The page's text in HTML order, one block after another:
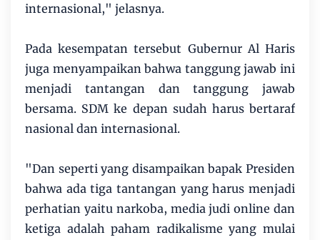
internasional," jelasnya.
Pada kesempatan tersebut Gubernur Al Haris
juga menyampaikan bahwa tanggung jawab ini
menjadi tantangan dan tanggung jawab
bersama. SDM ke depan sudah harus bertaraf
nasional dan internasional.
"Dan seperti yang disampaikan bapak Presiden
bahwa ada tiga tantangan yang harus menjadi
perhatian yaitu narkoba, media judi online dan
ketiga adalah paham radikalisme yang mulai